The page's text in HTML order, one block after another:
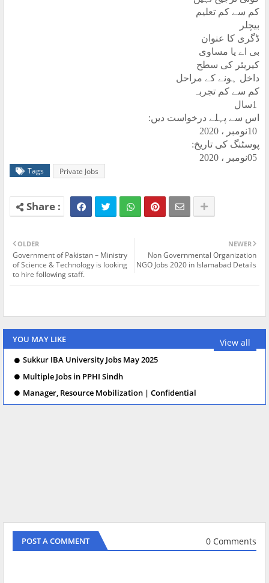
کم سے کم تعلیم
بیچلر
ڈگری کا عنوان
بی اے یا مساوی
کیریئر کی سطح
داخل ہونے کے مراحل
کم سے کم تجربہ
1سال
اس سے پہلے درخواست دیں:
10نومبر ، 2020
پوسٹنگ کی تاریخ:
05نومبر ، 2020
Tags
Private Jobs
NEWER
Non Governmental Organization
NGO Jobs 2020 in Islamabad Details
OLDER
Government of Pakistan – Ministry
of Science & Technology is looking
to hire following staff.
YOU MAY LIKE View all
Sukkur IBA University Jobs May 2025
Multiple Jobs in PPHI Sindh
Manager, Resource Mobilization | Confidential
POST A COMMENT 0 Comments